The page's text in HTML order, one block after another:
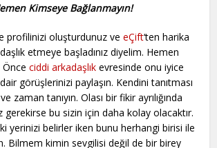
Kimseye Bağlanmayın!
profilinizi oluşturdunuz ve eÇift‘ten harika
etmeye başladınız diyelim. Hemen
Önce ciddi arkadaşlıkevresinde onu iyice
görüşlerinizi paylaşın. Kendini tanıtması
zaman tanıyın. Olası bir fikir ayrılığında
gerekirse bu sizin için daha kolay olacaktır.
yerinizi belirler iken bunu herhangi birisi ile
Bilmem kimin sevgilisi değil de bir birey